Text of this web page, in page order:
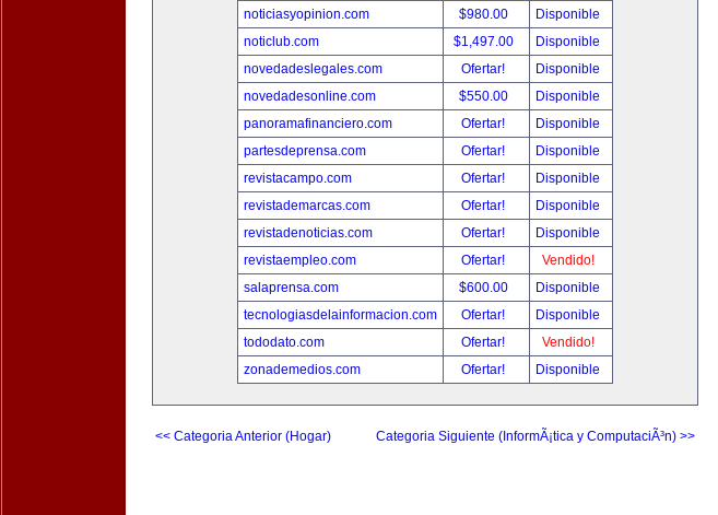
noticiasyopinion.com
$980.00
Disponible
noticlub.com
$1,497.00
Disponible
novedadeslegales.com
Ofertar!
Disponible
novedadesonline.com
$550.00
Disponible
panoramafinanciero.com
Ofertar!
Disponible
partesdeprensa.com
Ofertar!
Disponible
revistacampo.com
Ofertar!
Disponible
revistademarcas.com
Ofertar!
Disponible
revistadenoticias.com
Ofertar!
Disponible
revistaempleo.com
Ofertar!
Vendido!
salaprensa.com
$600.00
Disponible
tecnologiasdelainformacion.com
Ofertar!
Disponible
tododato.com
Ofertar!
Vendido!
zonademedios.com
Ofertar! Disponible
<< Categoria Anterior (Hogar) Categoria Siguiente (InformÃ¡tica y ComputaciÃ³n) >>